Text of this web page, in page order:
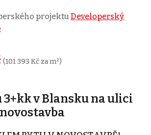
projektu Developerský
(101 393 Kč za m²)
3+kk v Blansku na ulici